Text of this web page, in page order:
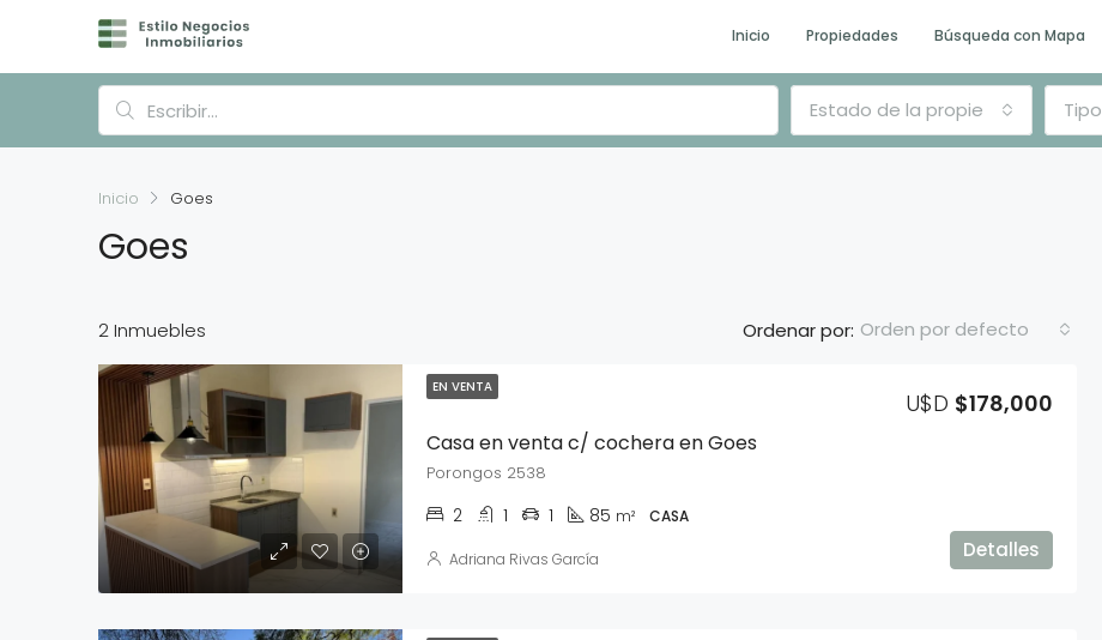
Inicio Propiedades Búsqueda con Mapa
Estado de la propiedad Tipo
Inicio Goes
Goes
2 Inmuebles Ordenar por: Orden por defecto
EN VENTA
Casa en venta c/ cochera en Goes
U$D $178,000
Porongos 2538
2 1 1 85 m² CASA
Detalles
Adriana Rivas García